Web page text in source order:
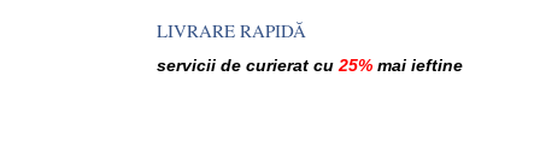
LIVRARE RAPIDĂ
servicii de curierat cu25%mai ieftine